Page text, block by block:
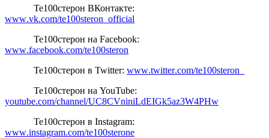
Te100стерон ВКонтакте:
www.vk.com/te100steron official
Te100стерон на Facebook:
www.facebook.com/te100steron
Te100стерон в Twitter: www.twitter.com/te100steron
Te100стерон на YouTube:
youtube.com/channel/UC8CVniniLdEIGk5az3W4PHw
Te100стерон в Instagram:
www.instagram.com/te100sterone